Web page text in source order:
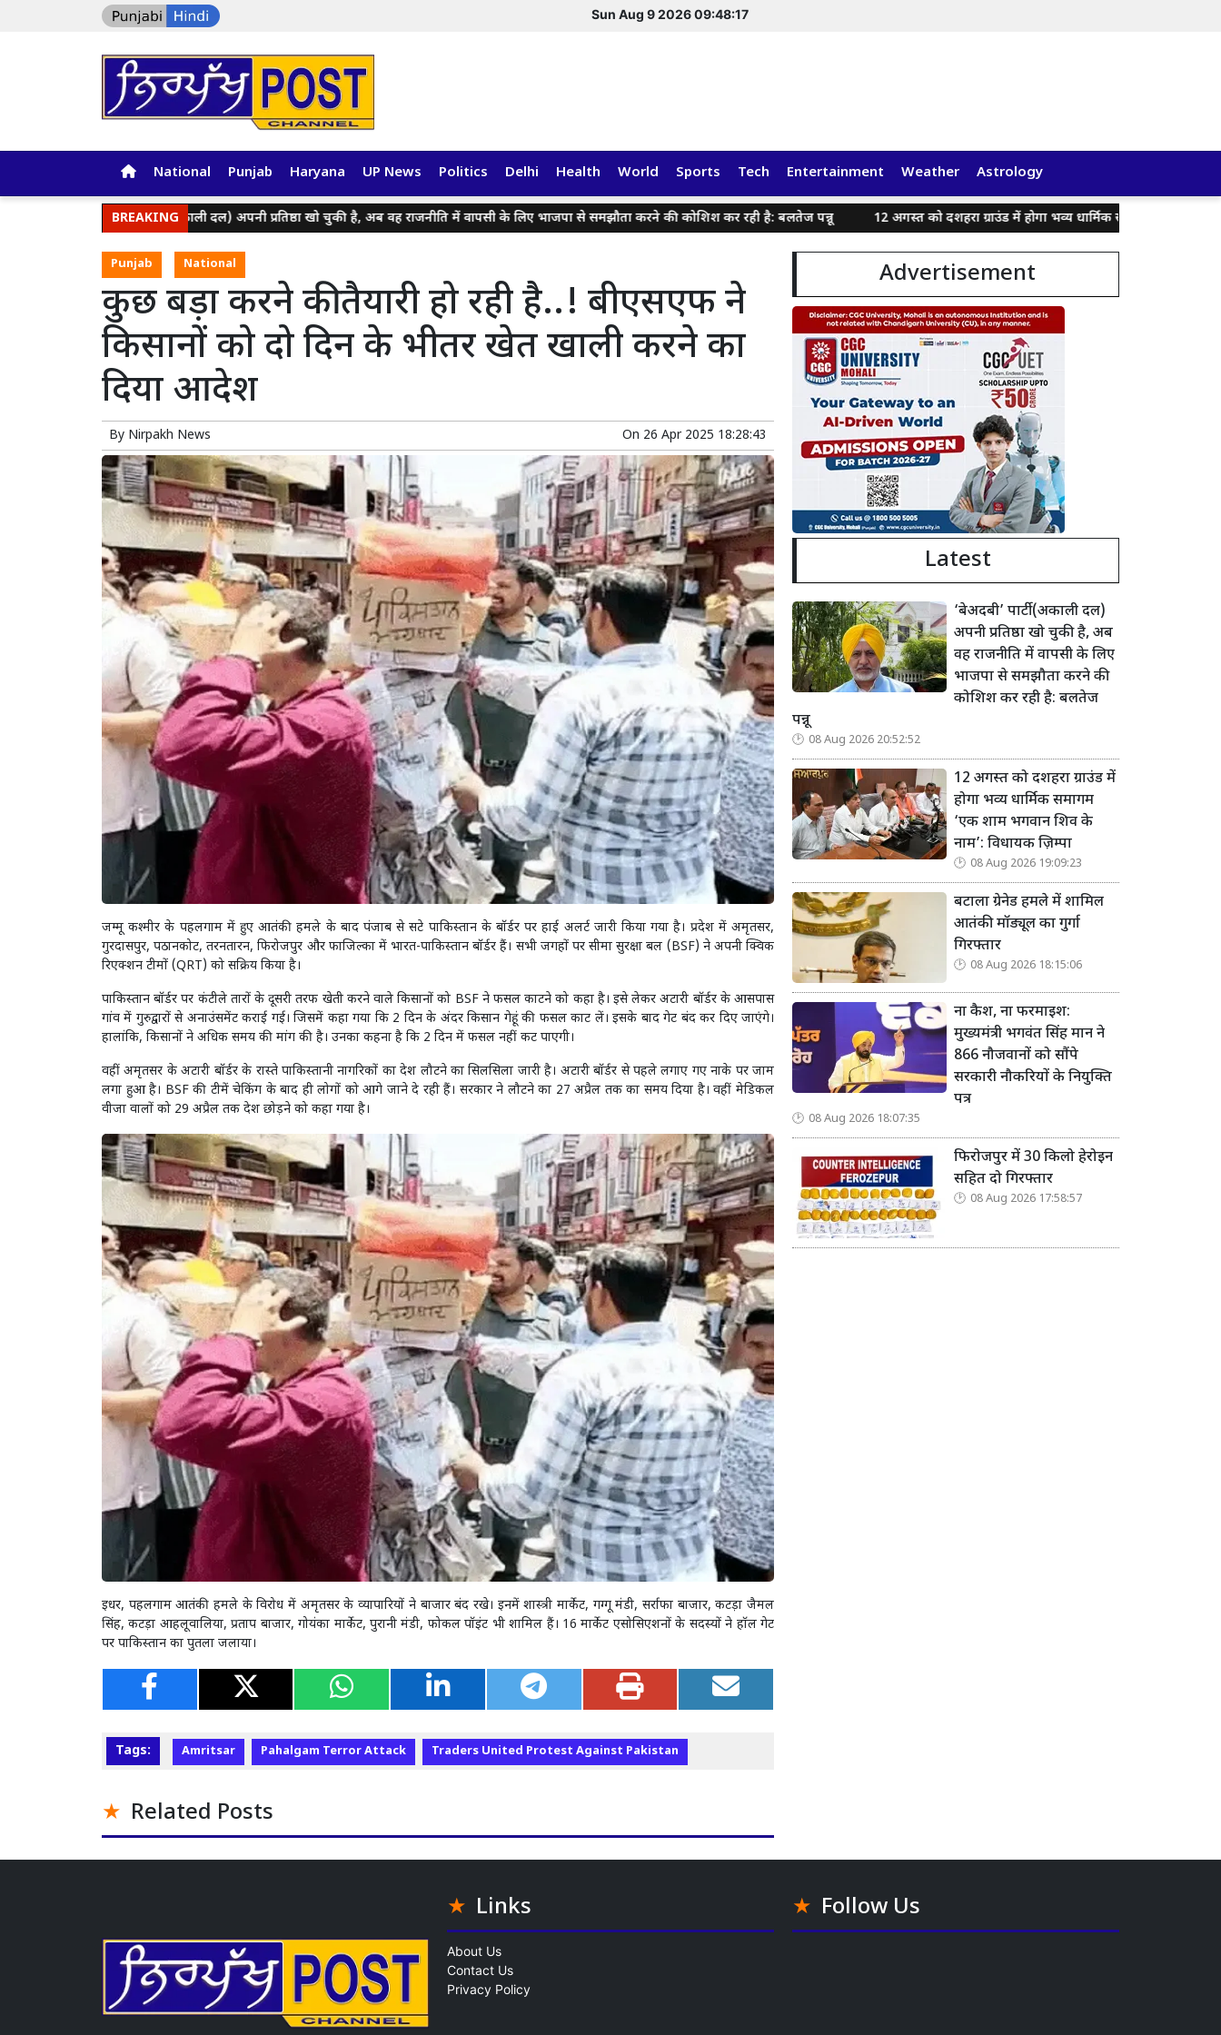
Sun Aug 9 2026 09:48:18
National Punjab Haryana UP News Politics Delhi Health World Sports Tech Entertainment Weather Astrology
BREAKING
‘बेअदबी’ पार्टी (अकाली दल) अपनी प्रतिष्ठा खो चुकी है, अब वह राजनीति में वापसी के लिए भाजपा से समझौता करने की कोशिश कर रही है: बलतेज पन्नू 12 अगस्त को दशहरा ग्राउंड में होगा भव्य धार्मिक समागम ‘एक शाम भगवान शिव
Punjab National
कुछ बड़ा करने की तैयारी हो रही है..! बीएसएफ ने
किसानों को दो दिन के भीतर खेत खाली करने का
दिया आदेश
By Nirpakh News On 26 Apr 2025 18:28:43
जम्मू कश्मीर के पहलगाम में हुए आतंकी हमले के बाद पंजाब से सटे पाकिस्तान के बॉर्डर पर हाई अलर्ट जारी किया गया है। प्रदेश में अमृतसर,
गुरदासपुर, पठानकोट, तरनतारन, फिरोजपुर और फाजिल्का में भारत-पाकिस्तान बॉर्डर हैं। सभी जगहों पर सीमा सुरक्षा बल (BSF) ने अपनी क्विक
रिएक्शन टीमों (QRT) को सक्रिय किया है।
पाकिस्तान बॉर्डर पर कंटीले तारों के दूसरी तरफ खेती करने वाले किसानों को BSF ने फसल काटने को कहा है। इसे लेकर अटारी बॉर्डर के आसपास
गांव में गुरुद्वारों से अनाउंसमेंट कराई गई। जिसमें कहा गया कि 2 दिन के अंदर किसान गेहूं की फसल काट लें। इसके बाद गेट बंद कर दिए जाएंगे।
हालांकि, किसानों ने अधिक समय की मांग की है। उनका कहना है कि 2 दिन में फसल नहीं कट पाएगी।
वहीं अमृतसर के अटारी बॉर्डर के रास्ते पाकिस्तानी नागरिकों का देश लौटने का सिलसिला जारी है। अटारी बॉर्डर से पहले लगाए गए नाके पर जाम
लगा हुआ है। BSF की टीमें चेकिंग के बाद ही लोगों को आगे जाने दे रही हैं। सरकार ने लौटने का 27 अप्रैल तक का समय दिया है। वहीं मेडिकल
वीजा वालों को 29 अप्रैल तक देश छोड़ने को कहा गया है।
इधर, पहलगाम आतंकी हमले के विरोध में अमृतसर के व्यापारियों ने बाजार बंद रखे। इनमें शास्त्री मार्केट, गग्गू मंडी, सर्राफा बाजार, कटड़ा जैमल
सिंह, कटड़ा आहलूवालिया, प्रताप बाजार, गोयंका मार्केट, पुरानी मंडी, फोकल पॉइंट भी शामिल हैं। 16 मार्केट एसोसिएशनों के सदस्यों ने हॉल गेट
पर पाकिस्तान का पुतला जलाया।
Tags: Amritsar Pahalgam Terror Attack Traders United Protest Against Pakistan
Related Posts
Advertisement
Latest
‘बेअदबी’ पार्टी (अकाली दल)
अपनी प्रतिष्ठा खो चुकी है, अब
वह राजनीति में वापसी के लिए
भाजपा से समझौता करने की
कोशिश कर रही है: बलतेज
पन्नू
08 Aug 2026 20:52:52
12 अगस्त को दशहरा ग्राउंड में
होगा भव्य धार्मिक समागम
‘एक शाम भगवान शिव के
नाम’: विधायक ज़िम्पा
08 Aug 2026 19:09:23
बटाला ग्रेनेड हमले में शामिल
आतंकी मॉड्यूल का गुर्गा
गिरफ्तार
08 Aug 2026 18:15:06
ना कैश, ना फरमाइश:
मुख्यमंत्री भगवंत सिंह मान ने
866 नौजवानों को सौंपे
सरकारी नौकरियों के नियुक्ति
पत्र
08 Aug 2026 18:07:35
फिरोजपुर में 30 किलो हेरोइन
सहित दो गिरफ्तार
08 Aug 2026 17:58:57
Links
About Us
Contact Us
Privacy Policy
Follow Us